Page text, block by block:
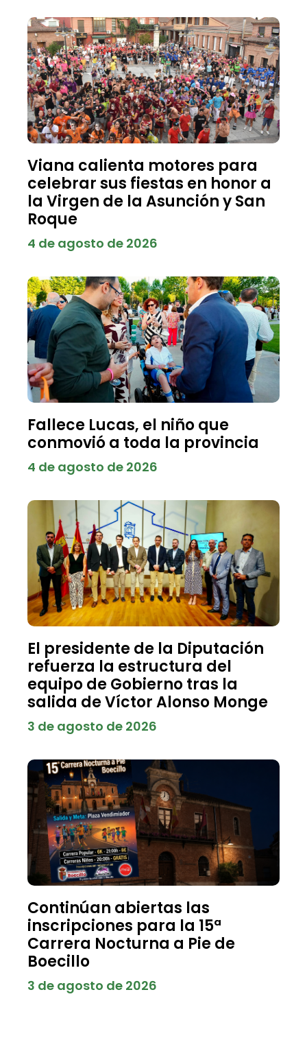
Viana calienta motores para
celebrar sus fiestas en honor a
la Virgen de la Asunción y San
Roque
4 de agosto de 2026
Fallece Lucas, el niño que
conmovió a toda la provincia
4 de agosto de 2026
El presidente de la Diputación
refuerza la estructura del
equipo de Gobierno tras la
salida de Víctor Alonso Monge
3 de agosto de 2026
Continúan abiertas las
inscripciones para la 15ª
Carrera Nocturna a Pie de
Boecillo
3 de agosto de 2026